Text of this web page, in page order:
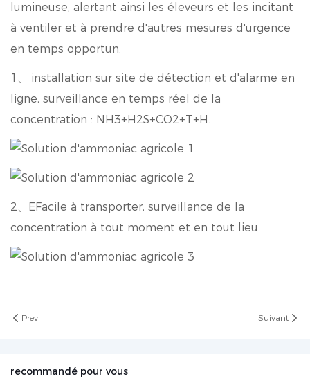
lumineuse, alertant ainsi les éleveurs et les incitant
à ventiler et à prendre d'autres mesures d'urgence
en temps opportun.
1、
installation sur site de détection et d'alarme en
ligne, surveillance en temps réel de la
concentration : NH3+H2S+CO2+T+H.
2、EFacile à transporter, surveillance de la
concentration à tout moment et en tout lieu
Prev Suivant
recommandé pour vous